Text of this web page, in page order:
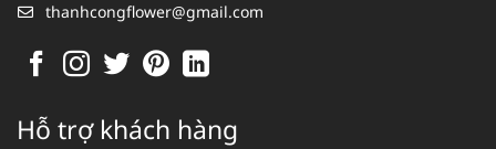
thanhcongflower@gmail.com
Hỗ trợ khách hàng